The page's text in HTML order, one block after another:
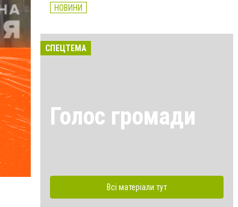
НОВИНИ
СПЕЦТЕМА
Голос громади
Всі матеріали тут